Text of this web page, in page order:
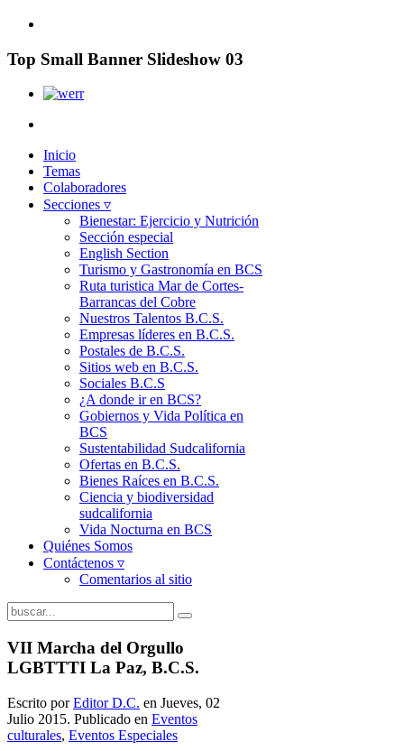
Top Small Banner Slideshow 03
Inicio
Temas
Colaboradores
Secciones ▿
Bienestar: Ejercicio y Nutrición
Sección especial
English Section
Turismo y Gastronomía en BCS
Ruta turistica Mar de Cortes-
Barrancas del Cobre
Nuestros Talentos B.C.S.
Empresas líderes en B.C.S.
Postales de B.C.S.
Sitios web en B.C.S.
Sociales B.C.S
¿A donde ir en BCS?
Gobiernos y Vida Política en
BCS
Sustentabilidad Sudcalifornia
Ofertas en B.C.S.
Bienes Raíces en B.C.S.
Ciencia y biodiversidad
sudcalifornia
Vida Nocturna en BCS
Quiénes Somos
Contáctenos ▿
Comentarios al sitio
VII Marcha del Orgullo
LGBTTTI La Paz, B.C.S.
Escrito porEditor D.C. en Jueves, 02
Julio 2015. Publicado en Eventos
culturales, Eventos Especiales